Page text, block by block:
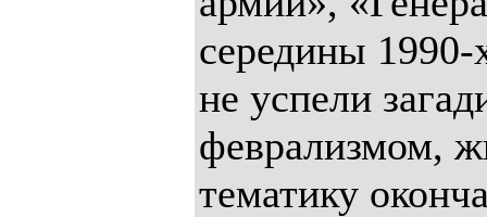
середины 1990-
не успели
феврализмом,
тематику